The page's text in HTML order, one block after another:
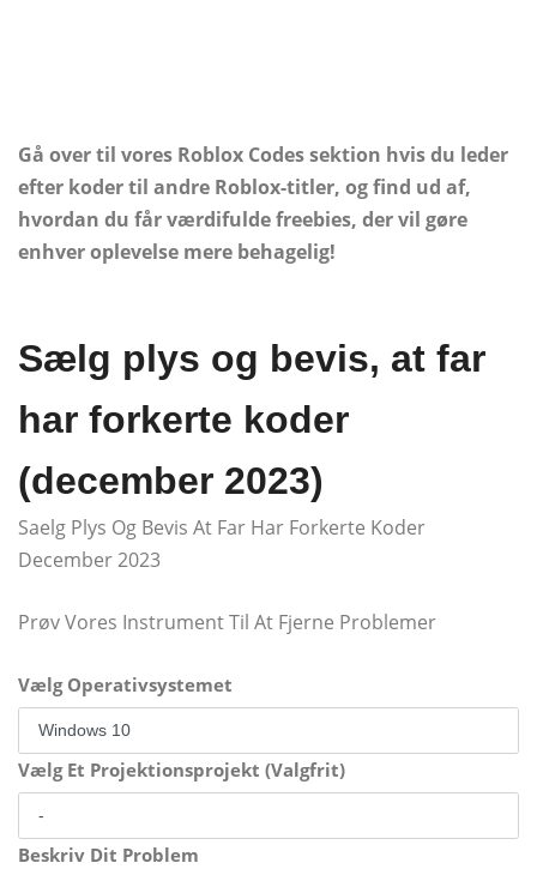
Gå over til vores Roblox Codes sektion hvis du leder
efter koder til andre Roblox-titler, og find ud af,
hvordan du får værdifulde freebies, der vil gøre
enhver oplevelse mere behagelig!
Sælg plys og bevis, at far
har forkerte koder
(december 2023)
Saelg Plys Og Bevis At Far Har Forkerte Koder
December 2023
Prøv Vores Instrument Til At Fjerne Problemer
Vælg Operativsystemet
Vælg Et Projektionsprojekt (Valgfrit)
Beskriv Dit Problem